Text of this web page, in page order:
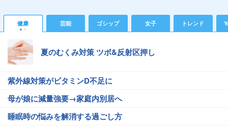
健康 芸能 ゴシップ 女子 トレンド
夏のむくみ対策 ツボ&反射区押し
紫外線対策がビタミンD不足に
母が娘に減量強要→家庭内別居へ
睡眠時の悩みを解消する過ごし方